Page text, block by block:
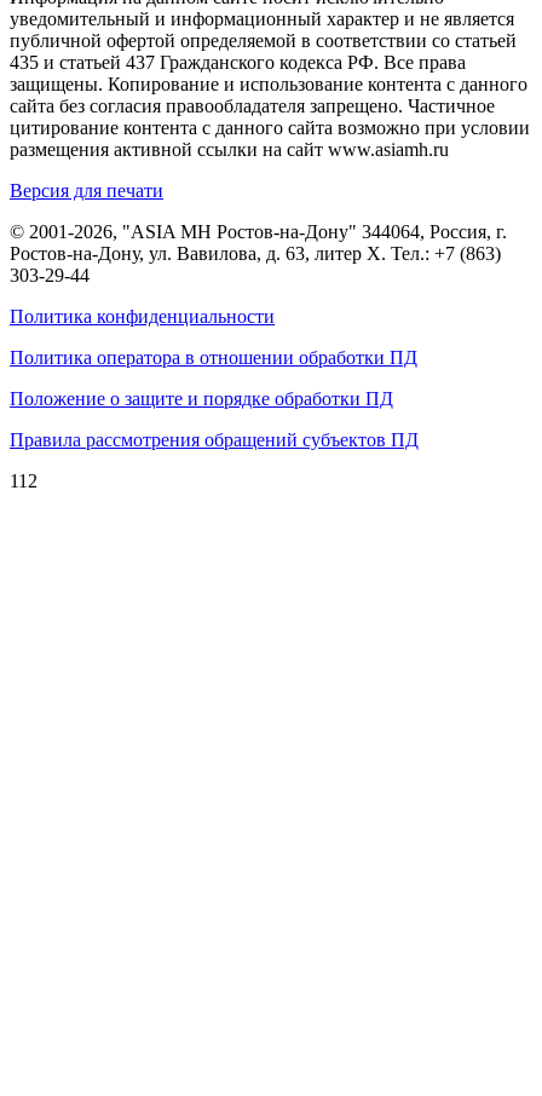
уведомительный и информационный характер и не является
публичной офертой определяемой в соответствии со статьей
435 и статьей 437 Гражданского кодекса РФ. Все права
защищены. Копирование и использование контента с данного
сайта без согласия правообладателя запрещено. Частичное
цитирование контента с данного сайта возможно при условии
размещения активной ссылки на сайт www.asiamh.ru
Версия для печати
© 2001-2026, "ASIA MH Ростов-на-Дону" 344064, Россия, г.
Ростов-на-Дону, ул. Вавилова, д. 63, литер Х. Тел.: +7 (863)
303-29-44
Политика конфиденциальности
Политика оператора в отношении обработки ПД
Положение о защите и порядке обработки ПД
Правила рассмотрения обращений субъектов ПД
112